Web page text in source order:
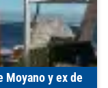
Moyano y ex de